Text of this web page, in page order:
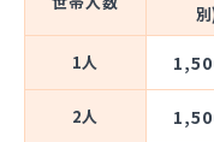
1人
2人